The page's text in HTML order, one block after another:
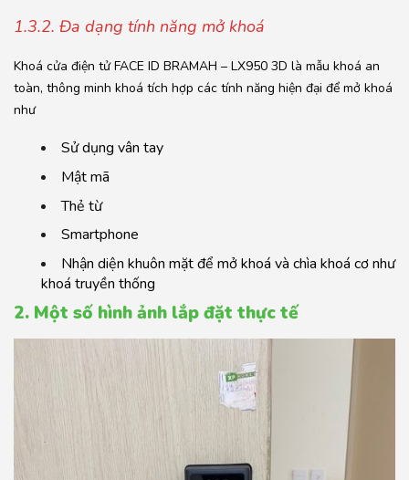
1.3.2. Đa dạng tính năng mở khoá
Khoá cửa điện tử FACE ID BRAMAH – LX950 3D là mẫu khoá an
toàn, thông minh khoá tích hợp các tính năng hiện đại để mở khoá
như
Sử dụng vân tay
Mật mã
Thẻ từ
Smartphone
Nhận diện khuôn mặt để mở khoá và chìa khoá cơ như
khoá truyền thống
2. Một số hình ảnh lắp đặt thực tế